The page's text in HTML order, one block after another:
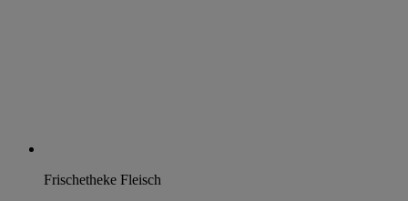
Frischetheke Fleisch